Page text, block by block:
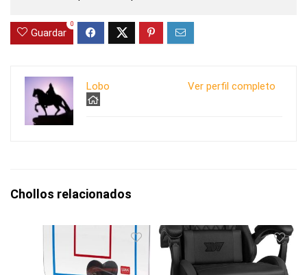
Guardar
0
Ver perfil completo
Lobo
Chollos relacionados